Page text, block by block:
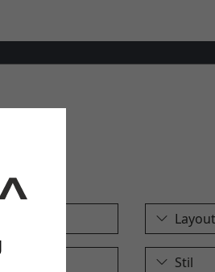
Layout
Stil